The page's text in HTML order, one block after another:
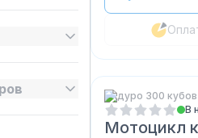
Эндуро 300 кубов
В
Мотоцикл